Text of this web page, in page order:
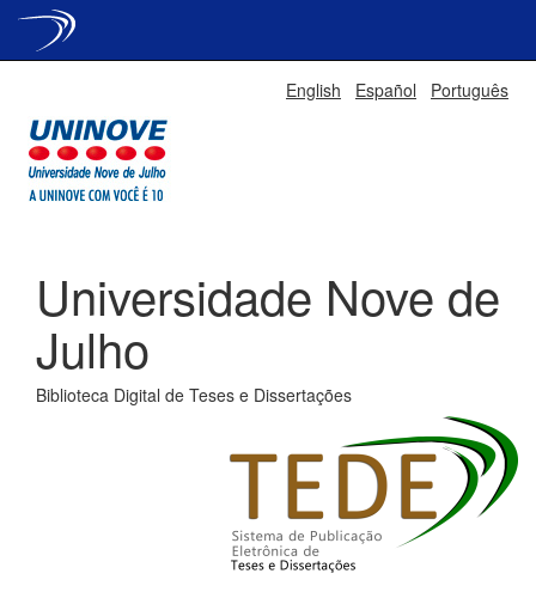
English Español Português
Universidade Nove de
Julho
Biblioteca Digital de Teses e Dissertações